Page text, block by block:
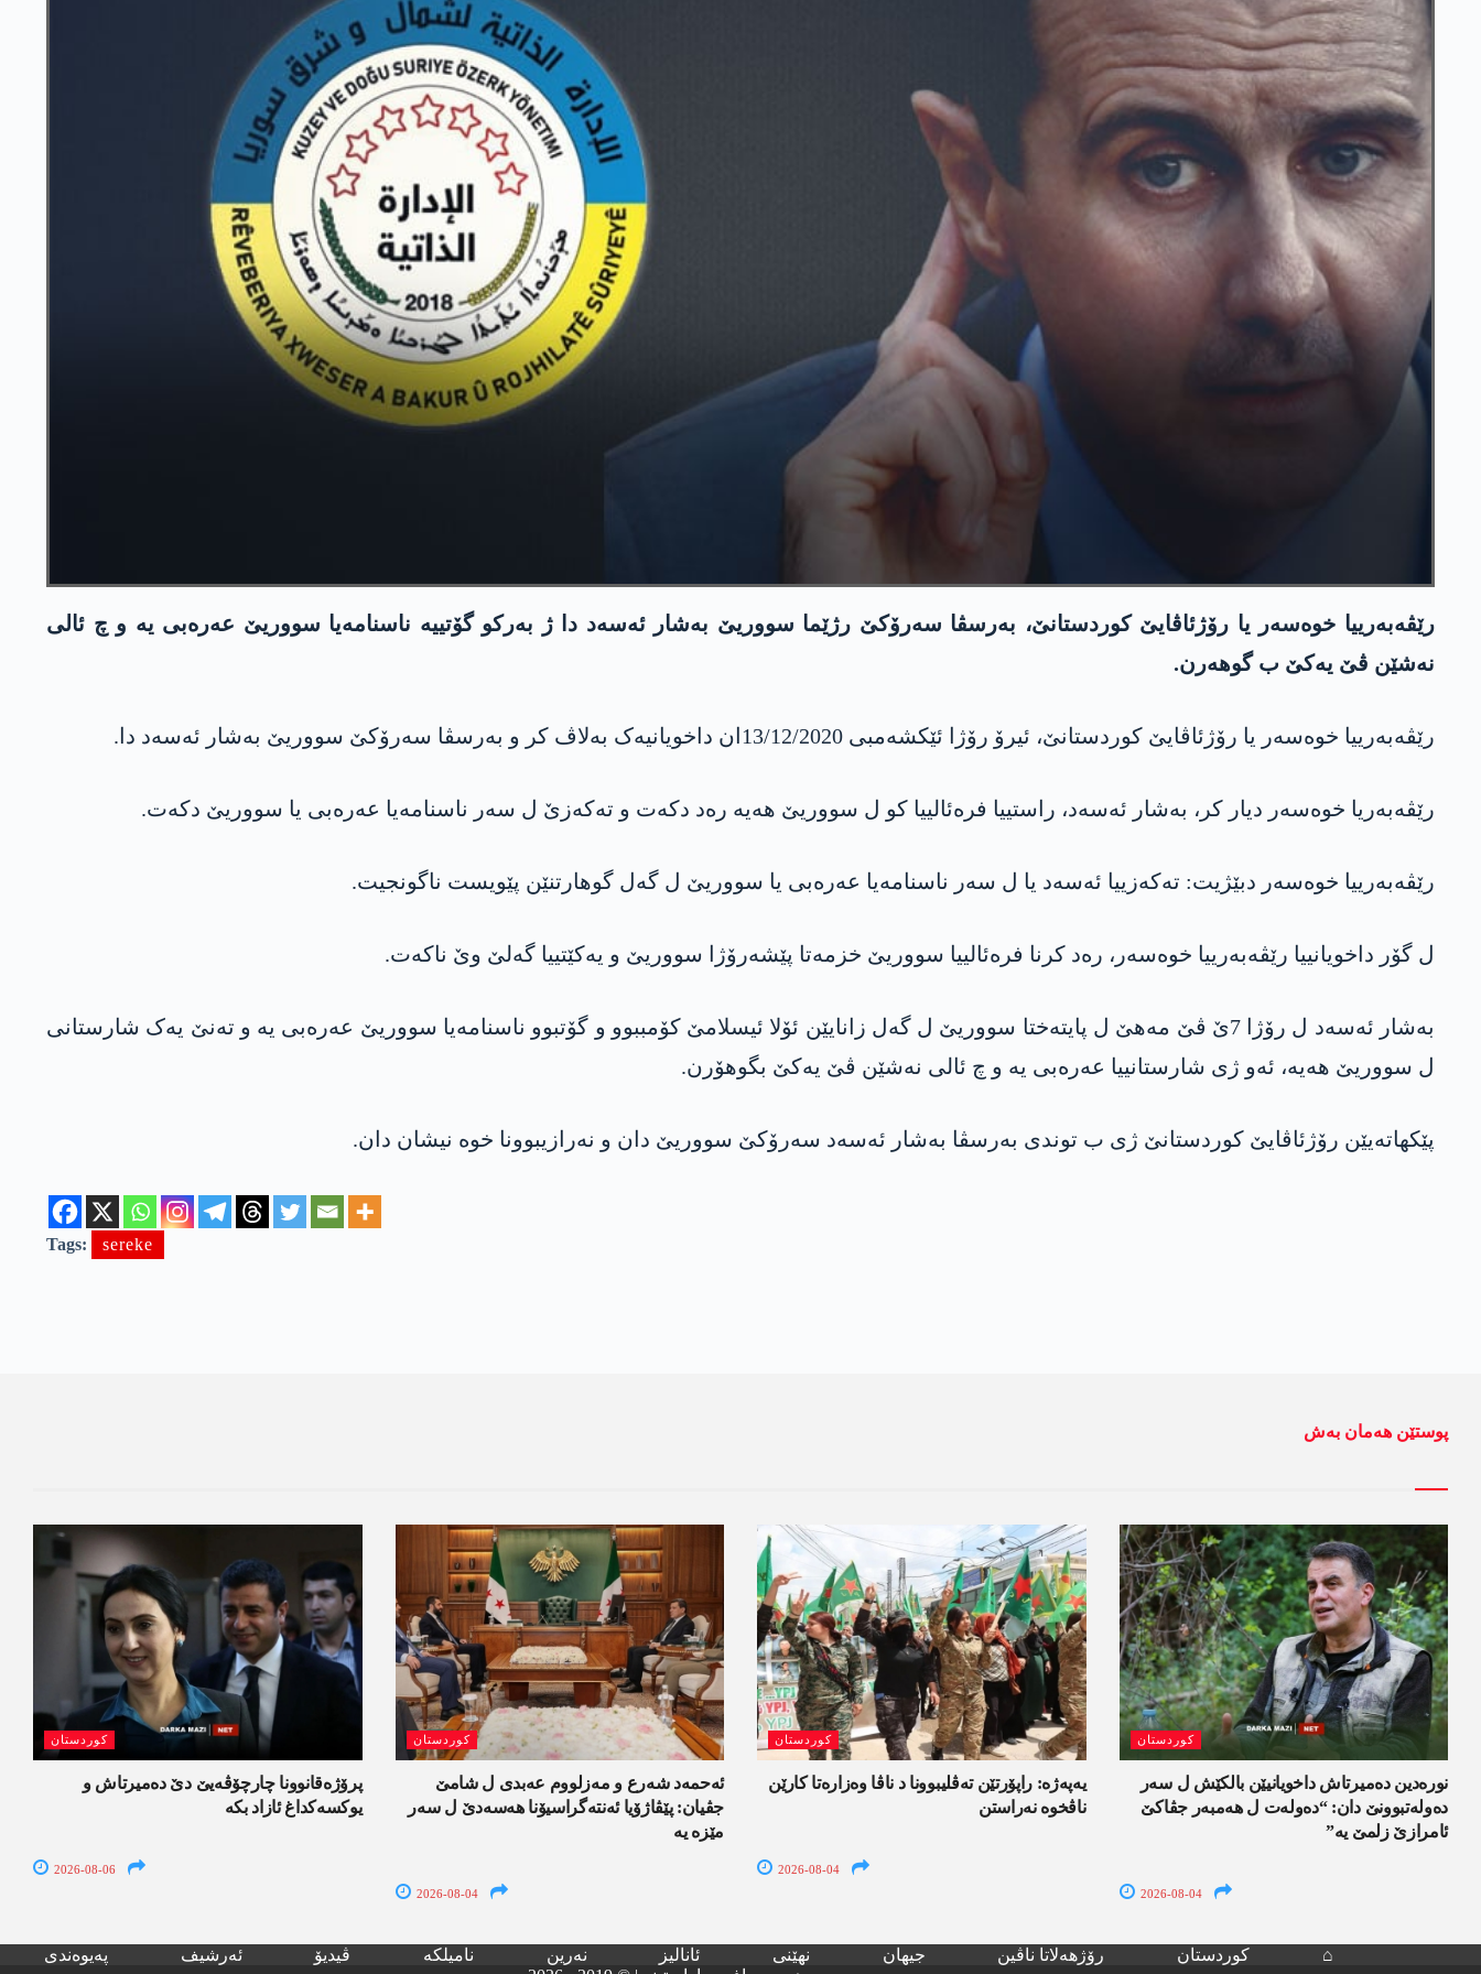
رێڤەبەرییا خوەسەر یا رۆژئاڤایێ کوردستانێ، بەرسڤا سه‌رۆكێ رژێما سووریێ به‌شار ئەسەد دا ژ به‌ركو گۆتییه‌ ناسنامه‌یا سووریێ عه‌ره‌بی یه‌ و چ ئالی
نه‌شێن ڤێ یه‌كێ ب گوهه‌رن.
رێڤەبەرییا خوەسەر یا رۆژئاڤایێ کوردستانێ، ئیرۆ رۆژا ئێكشه‌مبی 13/12/2020ان داخویانیەک بەلاڤ کر و بەرسڤا سەرۆکێ سووریێ بەشار ئەسەد دا.
رێڤەبەریا خوەسەر دیار كر، بەشار ئەسەد، راستییا فره‌ئالییا کو ل سووریێ ھەیە رەد دکەت و ته‌كه‌زێ ل سه‌ر ناسنامه‌یا عه‌ره‌بی یا سووریێ دكه‌ت‌.
رێڤەبەرییا خوەسەر دبێژیت: تەکەزییا ئەسەد یا ل سەر ناسنامەیا عەرەبی یا سووریێ ل گەل گوھارتنێن پێویست ناگونجیت.
ل گۆر داخویانییا رێڤەبەرییا خوەسەر، رەد کرنا فره‌ئالییا سووریێ خزمەتا پێشه‌رۆژا سووریێ و یەکێتییا گەلێ وێ ناکەت.
بەشار ئەسەد ل رۆژا 7ێ ڤێ مه‌هێ ل پایتەختا سووریێ ل گەل زانایێن ئۆلا ئیسلامێ كۆمببوو و گۆتبوو ناسنامەیا سووریێ عەرەبی یە و تەنێ یەک شارستانی
ل سووریێ ھەیە، ئەو ژی شارستانییا عەرەبی یە و چ ئالی نه‌شێن ڤێ یەکێ بگوھۆرن.
پێکھاتەیێن رۆژئاڤایێ کوردستانێ ژی ب توندی بەرسڤا بەشار ئەسەد سەرۆکێ سووریێ دان و نەرازیبوونا خوە نیشان دان.
Tags: sereke
پوستێن ھەمان بەش
کوردستان
پرۆژەقانوونا چارچۆڤەیێ دێ دەمیرتاش و
یوکسەکداغ ئازاد بکە
2026-08-06
کوردستان
ئەحمەد شەرع و مەزلووم عەبدی ل شامێ
جڤیان: پێڤاژۆیا ئەنتەگراسیۆنا ھەسەدێ ل سەر
مێزە یە
2026-08-04
کوردستان
یەپەژە: راپۆرتێن تەڤلیبوونا د ناڤا وەزارەتا کارێن
ناڤخوە نەراستن
2026-08-04
کوردستان
نورەدین دەمیرتاش داخویانیێن بالکێش ل سەر
دەولەتبوونێ دان: “دەولەت ل ھەمبەر جڤاکێ
ئامرازێ زلمێ یە”
2026-08-04
پەیوەندی ئەرشیف ڤیدیۆ نامیلکە نەرین ئانالیز نھێنی جیھان رۆژھەلاتا ناڤین کوردستان
⌂